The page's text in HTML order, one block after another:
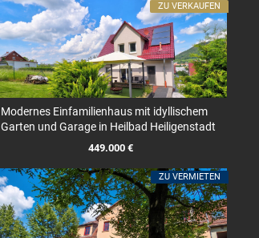
Modernes Einfamilienhaus mit idyllischem
Garten und Garage in Heilbad Heiligenstadt
449.000 €
ZU VERKAUFEN
ZU VERMIETEN